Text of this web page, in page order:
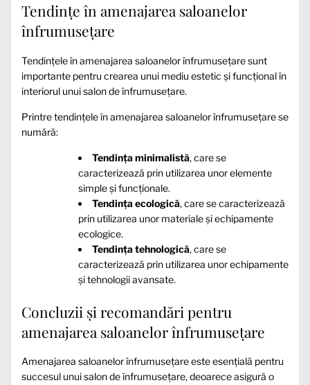
Tendințe în amenajarea saloanelor
înfrumusețare
Tendințele în amenajarea saloanelor înfrumusețare sunt
importante pentru crearea unui mediu estetic și funcțional în
interiorul unui salon de înfrumusețare.
Printre tendințele în amenajarea saloanelor înfrumusețare se
numără:
Tendința minimalistă, care se
caracterizează prin utilizarea unor elemente
simple și funcționale.
Tendința ecologică, care se caracterizează
prin utilizarea unor materiale și echipamente
ecologice.
Tendința tehnologică, care se
caracterizează prin utilizarea unor echipamente
și tehnologii avansate.
Concluzii și recomandări pentru
amenajarea saloanelor înfrumusețare
Amenajarea saloanelor înfrumusețare este esențială pentru
succesul unui salon de înfrumusețare, deoarece asigură o